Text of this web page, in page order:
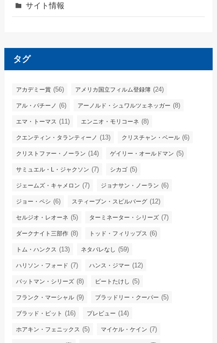
サイト情報
タグ
アカデミー賞 (56) アメリカ国立フィルム登録簿 (24)
アル・パチーノ (6) アーノルド・シュワルツェネッガー (8)
エマ・トーマス (11) エンニオ・モリコーネ (8)
クエンティン・タランティーノ (13) クリスチャン・ベール (6)
クリストファー・ノーラン (14) ゲイリー・オールドマン (5)
サミュエル・L・ジャクソン (7) シカゴ (5)
ジェームズ・キャメロン (7) ジョナサン・ノーラン (6)
ジョー・ペシ (6) スティーブン・スピルバーグ (12)
セルジオ・レオーネ (5) ターミネーター・シリーズ (7)
ダークナイト三部作 (8) トッド・フィリップス (6)
トム・ハンクス (13) ネタバレなし (59)
ハリソン・フォード (7) ハンス・ジマー (12)
バットマン・シリーズ (8) ビートたけし (5)
フランク・マーシャル (9) ブラッドリー・クーパー (5)
ブラッド・ピット (16) プレビュー (14)
ホアキン・フェニックス (5) マイケル・ケイン (7)